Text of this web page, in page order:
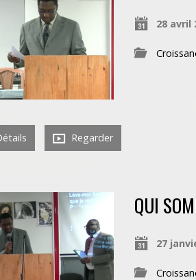
28 avril
Regarder
QUI
27